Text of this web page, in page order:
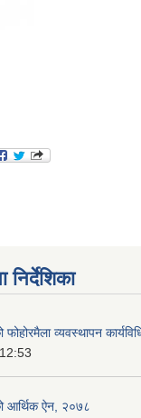
फोहोरमैला व्यवस्थापन
आर्थिक ऐन, २०७८